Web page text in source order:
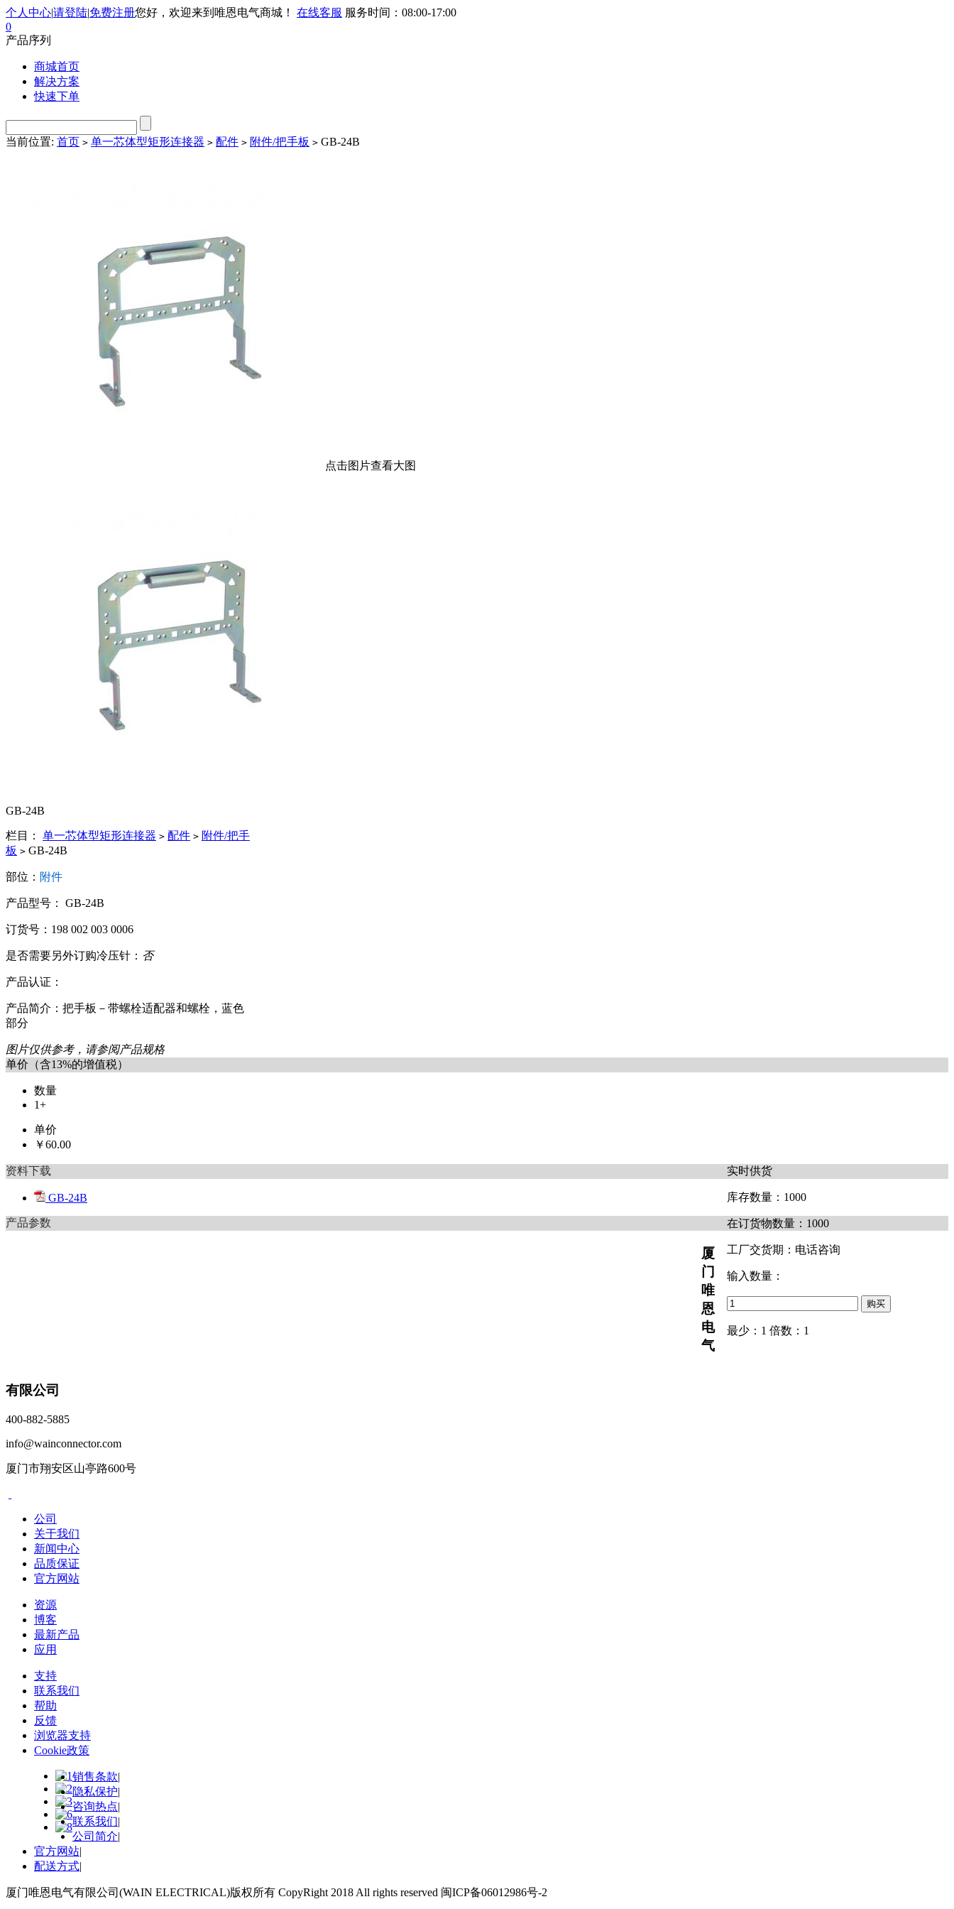
您好，欢迎来到唯恩电气商城！ 在线客服 服务时间：08:00-17:00
个人中心|请登陆|免费注册
0
产品序列
商城首页
解决方案
快速下单
当前位置: 首页 > 单一芯体型矩形连接器 > 配件 > 附件/把手板 > GB-24B
点击图片查看大图
GB-24B
栏目： 单一芯体型矩形连接器 > 配件 > 附件/把手
板 > GB-24B
部位： 附件
产品型号： GB-24B
订货号：198 002 003 0006
是否需要另外订购冷压针： 否
产品认证：
产品简介：把手板－带螺栓适配器和螺栓，蓝色
部分
图片仅供参考，请参阅产品规格
单价（含13%的增值税）
数量
1+
单价
￥60.00
实时供货
库存数量： 1000
在订货物数量： 1000
工厂交货期： 电话咨询
输入数量：
最少：1 倍数：1
资料下载
GB-24B
产品参数
厦
门
唯
恩
电
气
有限公司
400-882-5885
info@wainconnector.com
厦门市翔安区山亭路600号
公司
关于我们
新闻中心
品质保证
官方网站
资源
博客
最新产品
应用
支持
联系我们
帮助
反馈
浏览器支持
Cookie政策
销售条款|
隐私保护|
咨询热点|
联系我们|
公司简介|
官方网站|
配送方式|
厦门唯恩电气有限公司(WAIN ELECTRICAL)版权所有 CopyRight 2018 All rights reserved 闽ICP备06012986号-2